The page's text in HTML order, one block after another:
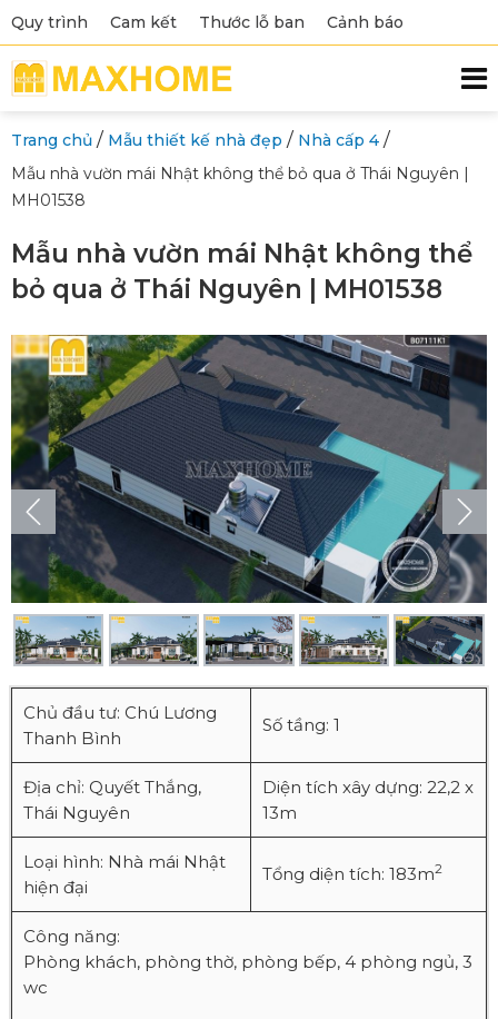
Quy trình Cam kết Thước lỗ ban Cảnh báo
Trang chủ / Mẫu thiết kế nhà đẹp / Nhà cấp 4 /
Mẫu nhà vườn mái Nhật không thể bỏ qua ở Thái Nguyên |
MH01538
Mẫu nhà vườn mái Nhật không thể
bỏ qua ở Thái Nguyên | MH01538
Chủ đầu tư: Chú Lương
Thanh Bình
Số tầng: 1
Địa chỉ: Quyết Thắng,
Thái Nguyên
Diện tích xây dựng: 22,2 x
13m
Loại hình: Nhà mái Nhật
hiện đại
Tổng diện tích: 183m2
Công năng:
Phòng khách, phòng thờ, phòng bếp, 4 phòng ngủ, 3
wc